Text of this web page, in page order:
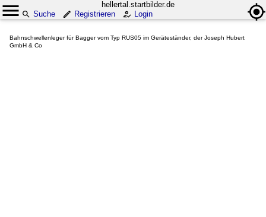
hellertal.startbilder.de
Suche
Registrieren Login
Bahnschwellenleger für Bagger vom Typ RUS05 im Geräteständer, der Joseph Hubert
GmbH & Co